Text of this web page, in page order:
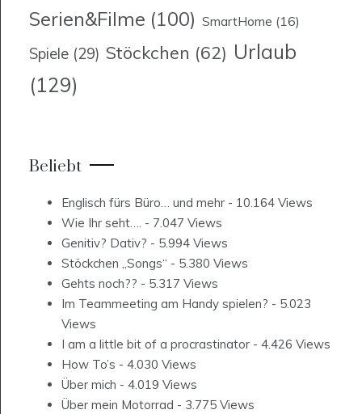
Serien&Filme (100) SmartHome (16)
Spiele (29) Stöckchen (62) Urlaub
(129)
Beliebt
Englisch fürs Büro… und mehr - 10.164 Views
Wie Ihr seht…. - 7.047 Views
Genitiv? Dativ? - 5.994 Views
Stöckchen „Songs“ - 5.380 Views
Gehts noch?? - 5.317 Views
Im Teammeeting am Handy spielen? - 5.023
Views
I am a little bit of a procrastinator - 4.426 Views
How To’s - 4.030 Views
Über mich - 4.019 Views
Über mein Motorrad - 3.775 Views